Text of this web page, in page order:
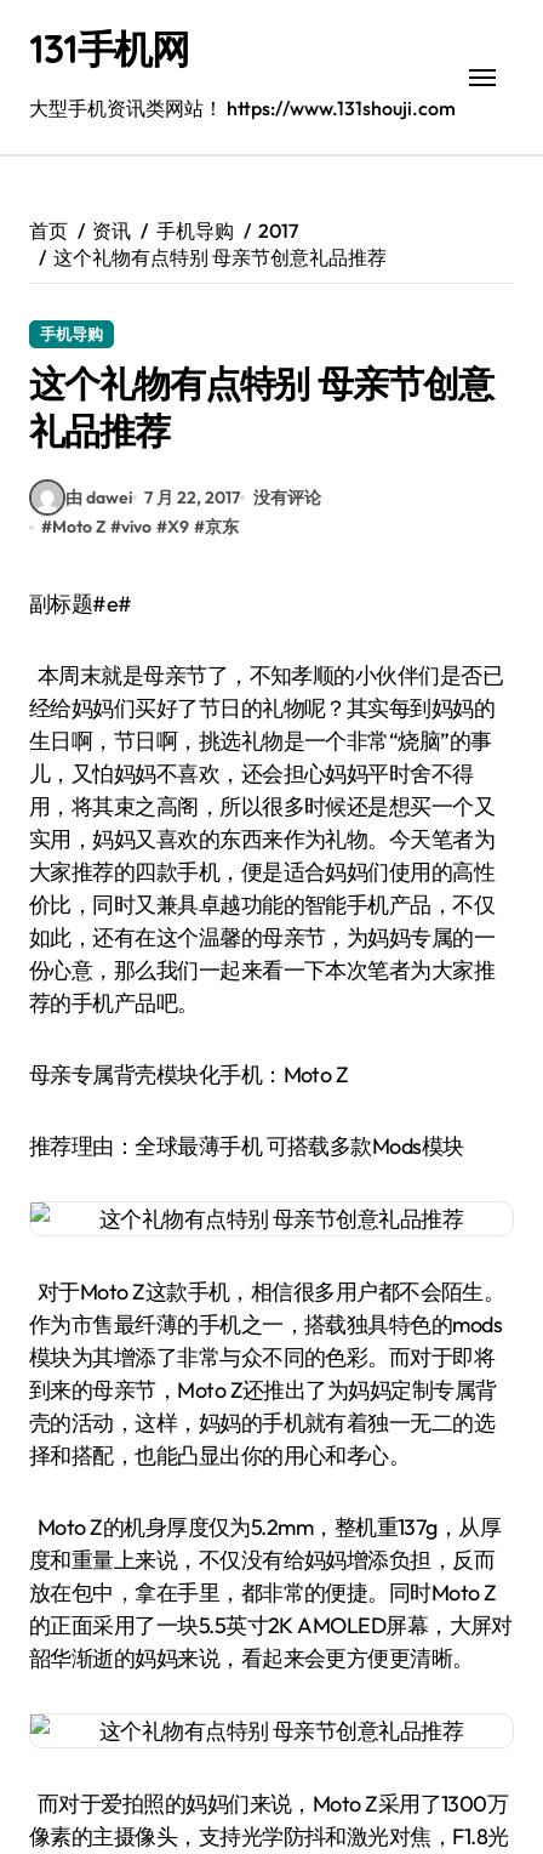
131手机网
大型手机资讯类网站！ https://www.131shouji.com
首页 资讯 手机导购
2017
这个礼物有点特别 母亲节创意礼品推荐
手机导购
这个礼物有点特别 母亲节创意
礼品推荐
由 dawei 7 月 22, 2017 没有评论
#Moto Z #vivo #X9 #京东
副标题#e#
本周末就是母亲节了，不知孝顺的小伙伴们是否已
经给妈妈们买好了节日的礼物呢？其实每到妈妈的
生日啊，节日啊，挑选礼物是一个非常“烧脑”的事
儿，又怕妈妈不喜欢，还会担心妈妈平时舍不得
用，将其束之高阁，所以很多时候还是想买一个又
实用，妈妈又喜欢的东西来作为礼物。今天笔者为
大家推荐的四款手机，便是适合妈妈们使用的高性
价比，同时又兼具卓越功能的智能手机产品，不仅
如此，还有在这个温馨的母亲节，为妈妈专属的一
份心意，那么我们一起来看一下本次笔者为大家推
荐的手机产品吧。
母亲专属背壳模块化手机：Moto Z
推荐理由：全球最薄手机 可搭载多款Mods模块
对于Moto Z这款手机，相信很多用户都不会陌生。
作为市售最纤薄的手机之一，搭载独具特色的mods
模块为其增添了非常与众不同的色彩。而对于即将
到来的母亲节，Moto Z还推出了为妈妈定制专属背
壳的活动，这样，妈妈的手机就有着独一无二的选
择和搭配，也能凸显出你的用心和孝心。
Moto Z的机身厚度仅为5.2mm，整机重137g，从厚
度和重量上来说，不仅没有给妈妈增添负担，反而
放在包中，拿在手里，都非常的便捷。同时Moto Z
的正面采用了一块5.5英寸2K AMOLED屏幕，大屏对
韶华渐逝的妈妈来说，看起来会更方便更清晰。
而对于爱拍照的妈妈们来说，Moto Z采用了1300万
像素的主摄像头，支持光学防抖和激光对焦，F1.8光